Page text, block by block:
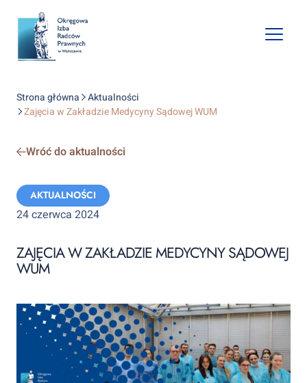
Open
Strona główna
Aktualności
Zajęcia w Zakładzie Medycyny Sądowej WUM
Wróć do aktualności
Categories:
AKTUALNOŚCI
24 czerwca 2024
ZAJĘCIA W ZAKŁADZIE MEDYCYNY SĄDOWEJ
WUM